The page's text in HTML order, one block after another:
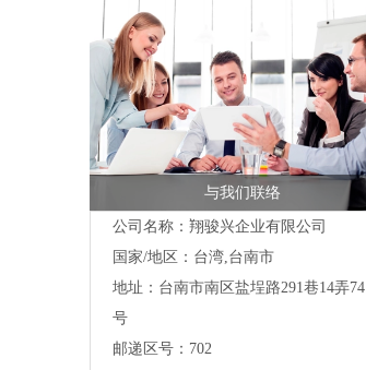
与我们联络
公司名称：翔骏兴企业有限公司
国家/地区：台湾,台南市
地址： 台南市南区盐埕路291巷14弄74
号
邮递区号：702